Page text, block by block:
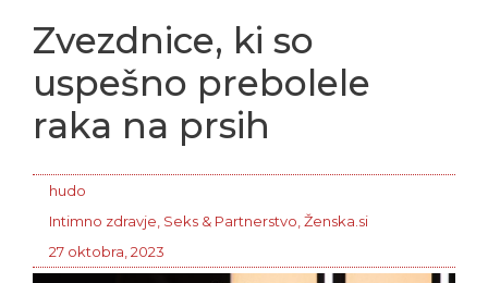
Zvezdnice, ki so
uspešno prebolele
raka na prsih
hudo
Intimno zdravje Seks & Partnerstvo Ženska.si
27 oktobra, 2023